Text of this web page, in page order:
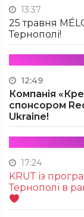
13:37
25 травня
Тернополі!
12:49
Компанія
спонсором
Ukraine!
17:24
KRUТ із
Тернополі в